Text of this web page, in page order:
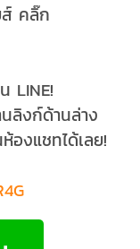
คลิ๊ก
LINE!
ลิงก์ด้านล่าง
องแชทได้เลย!